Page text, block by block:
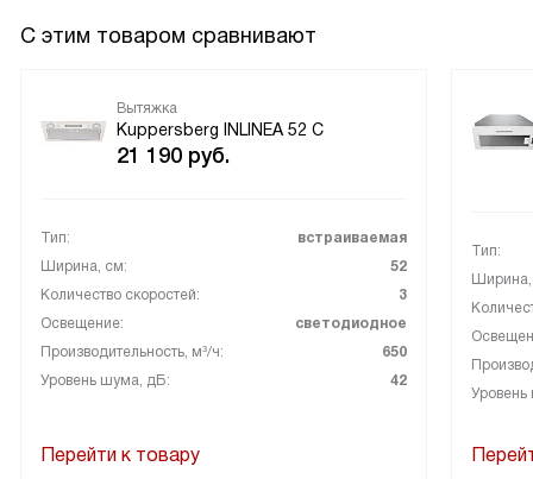
С этим товаром сравнивают
Вытяжка
Kuppersberg INLINEA 52 С
21 190 руб.
Тип:
встраиваемая
Ширина, см:
52
Количество скоростей:
3
Освещение:
светодиодное
Производительность, м³/ч:
650
Уровень шума, дБ:
42
Перейти к товару
Тип: